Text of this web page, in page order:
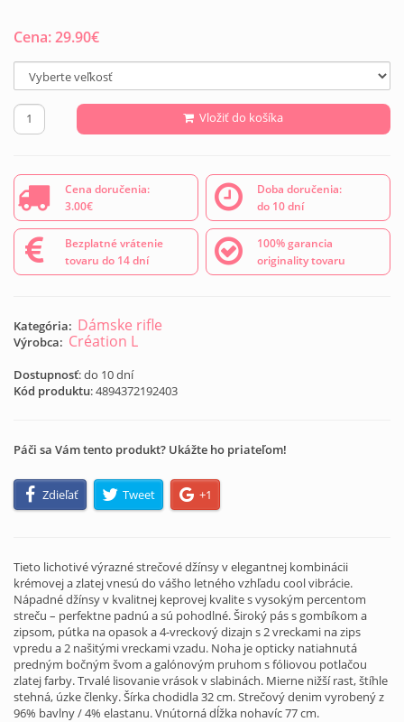
Cena:29.90€
Vložiť do košíka
Cena doručenia:
3.00€
Doba doručenia:
do 10 dní
Bezplatné vrátenie
tovaru do 14 dní
100% garancia
originality tovaru
Kategória: Dámske rifle
Výrobca: Création L
Dostupnosť: do 10 dní
Kód produktu:4894372192403
Páči sa Vám tento produkt? Ukážte ho priateľom!
Zdieľať Tweet +1
Tieto lichotivé výrazné strečové džínsy v elegantnej kombinácii
krémovej a zlatej vnesú do vášho letného vzhľadu cool vibrácie.
Nápadné džínsy v kvalitnej keprovej kvalite s vysokým percentom
streču – perfektne padnú a sú pohodlné. Široký pás s gombíkom a
zipsom, pútka na opasok a 4-vreckový dizajn s 2 vreckami na zips
vpredu a 2 našitými vreckami vzadu. Noha je opticky natiahnutá
predným bočným švom a galónovým pruhom s fóliovou potlačou
zlatej farby. Trvalé lisovanie vrások v slabinách. Mierne nižší rast, štíhle
stehná, úzke členky. Šírka chodidla 32 cm. Strečový denim vyrobený z
96% bavlny / 4% elastanu. Vnútorná dĺžka nohavíc 77 cm.